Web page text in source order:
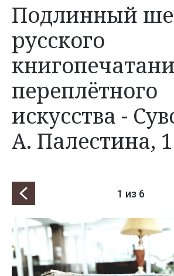
Подлинный
русского
переплётного
искусства -
А. Палестина,
1 из 6